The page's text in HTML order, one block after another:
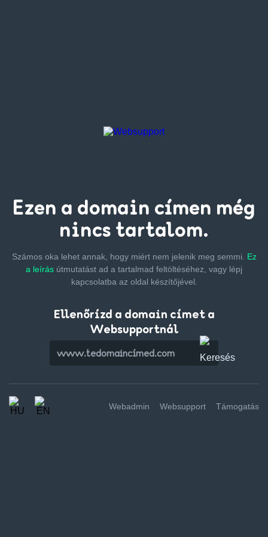
Ezen a domain címen még
nincs tartalom.
Számos oka lehet annak, hogy miért nem jelenik meg semmi. Ez
a leírás útmutatást ad a tartalmad feltöltéséhez, vagy lépj
kapcsolatba az oldal készítőjével.
Ellenőrízd a domain címet a
Websupportnál
Webadmin Websupport Támogatás